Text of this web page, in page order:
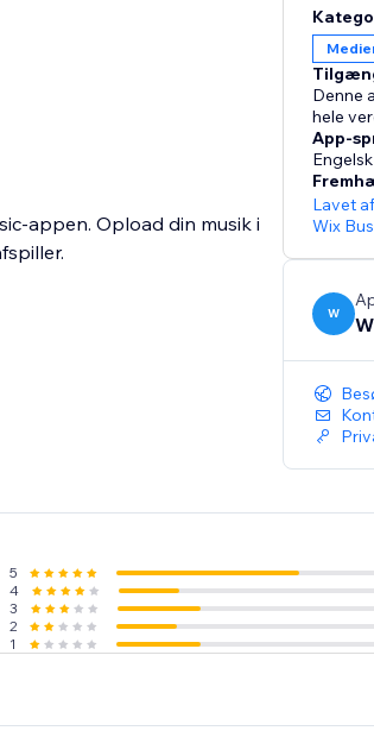
din musik i
Denne
hele
App-
Engelsk
Lavet
Wix
W
5
4
3
2
1